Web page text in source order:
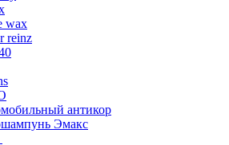
wax
reinz
антикор
Эмакс